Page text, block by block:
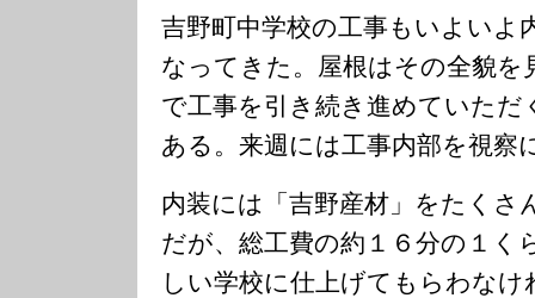
吉野町中学校の工事もいよいよ
なってきた。屋根はその全貌を
で工事を引き続き進めていた
ある。来週には工事内部を視察
内装には「吉野産材」をたくさ
だが、総工費の約１６分の１く
しい学校に仕上げてもらわな